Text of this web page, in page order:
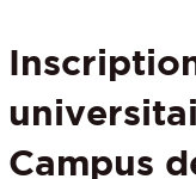
Campus